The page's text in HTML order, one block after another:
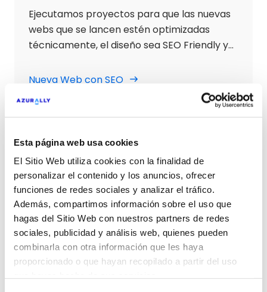
Esta página web usa cookies
El Sitio Web utiliza cookies con la finalidad de
personalizar el contenido y los anuncios, ofrecer
funciones de redes sociales y analizar el tráfico.
Además, compartimos información sobre el uso que
hagas del Sitio Web con nuestros partners de redes
sociales, publicidad y análisis web, quienes pueden
combinarla con otra información que les haya
proporcionado o que hayan recopilado a partir del uso
Ejecutamos proyectos para que las nuevas
webs que se lancen estén optimizadas
técnicamente, el diseño sea SEO Friendly y
con Guía Semántica y contenidos
optimizados para que se puedan posicionar
por las palabras clave definidas en
Nueva Web con SEO
Estrategias SEO Contenidos
Elaboramos estrategia de contenidos
basadas en estudios de palabra clave para
plantear arquitectura de contenidos,
estrategia semántica, estudio de palabras
clave con competencia y visibilidad, guías
semánticas y generamos contenidos para
poder posicionarnos por los términos y
palabras clave objetivo del proyecto.
Estrategias SEO Contenidos